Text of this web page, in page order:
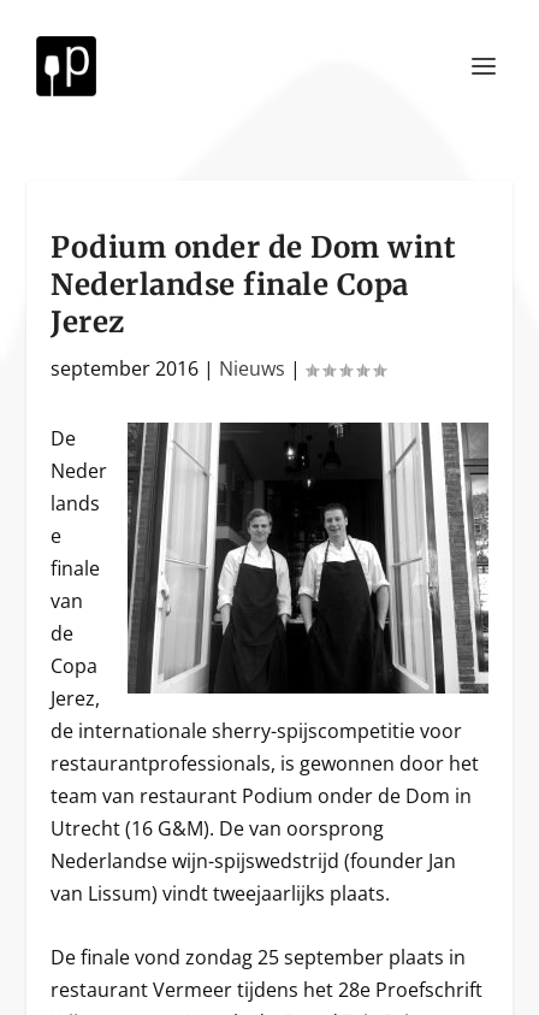
Podium onder de Dom wint
Nederlandse finale Copa
Jerez
september 2016 | Nieuws |
De
Neder
lands
e
finale
van
de
Copa
Jerez,
de internationale sherry-spijscompetitie voor
restaurantprofessionals, is gewonnen door het
team van restaurant Podium onder de Dom in
Utrecht (16 G&M). De van oorsprong
Nederlandse wijn-spijswedstrijd (founder Jan
van Lissum) vindt tweejaarlijks plaats.
De finale vond zondag 25 september plaats in
restaurant Vermeer tijdens het 28e Proefschrift